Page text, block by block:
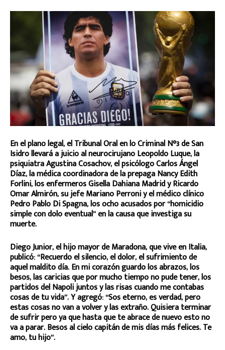
En el plano legal, el Tribunal Oral en lo Criminal N°3 de San
Isidro llevará a juicio al neurocirujano Leopoldo Luque, la
psiquiatra Agustina Cosachov, el psicólogo Carlos Ángel
Díaz, la médica coordinadora de la prepaga Nancy Edith
Forlini, los enfermeros Gisella Dahiana Madrid y Ricardo
Omar Almirón, su jefe Mariano Perroni y el médico clínico
Pedro Pablo Di Spagna, los ocho acusados por “homicidio
simple con dolo eventual” en la causa que investiga su
muerte.
Diego Junior, el hijo mayor de Maradona, que vive en Italia,
publicó: “Recuerdo el silencio, el dolor, el sufrimiento de
aquel maldito día. En mi corazón guardo los abrazos, los
besos, las caricias que por mucho tiempo no pude tener, los
partidos del Napoli juntos y las risas cuando me contabas
cosas de tu vida”. Y agregó: “Sos eterno, es verdad, pero
estas cosas no van a volver y las extraño. Quisiera terminar
de sufrir pero ya que hasta que te abrace de nuevo esto no
va a parar. Besos al cielo capitán de mis días más felices. Te
amo, tu hijo”.